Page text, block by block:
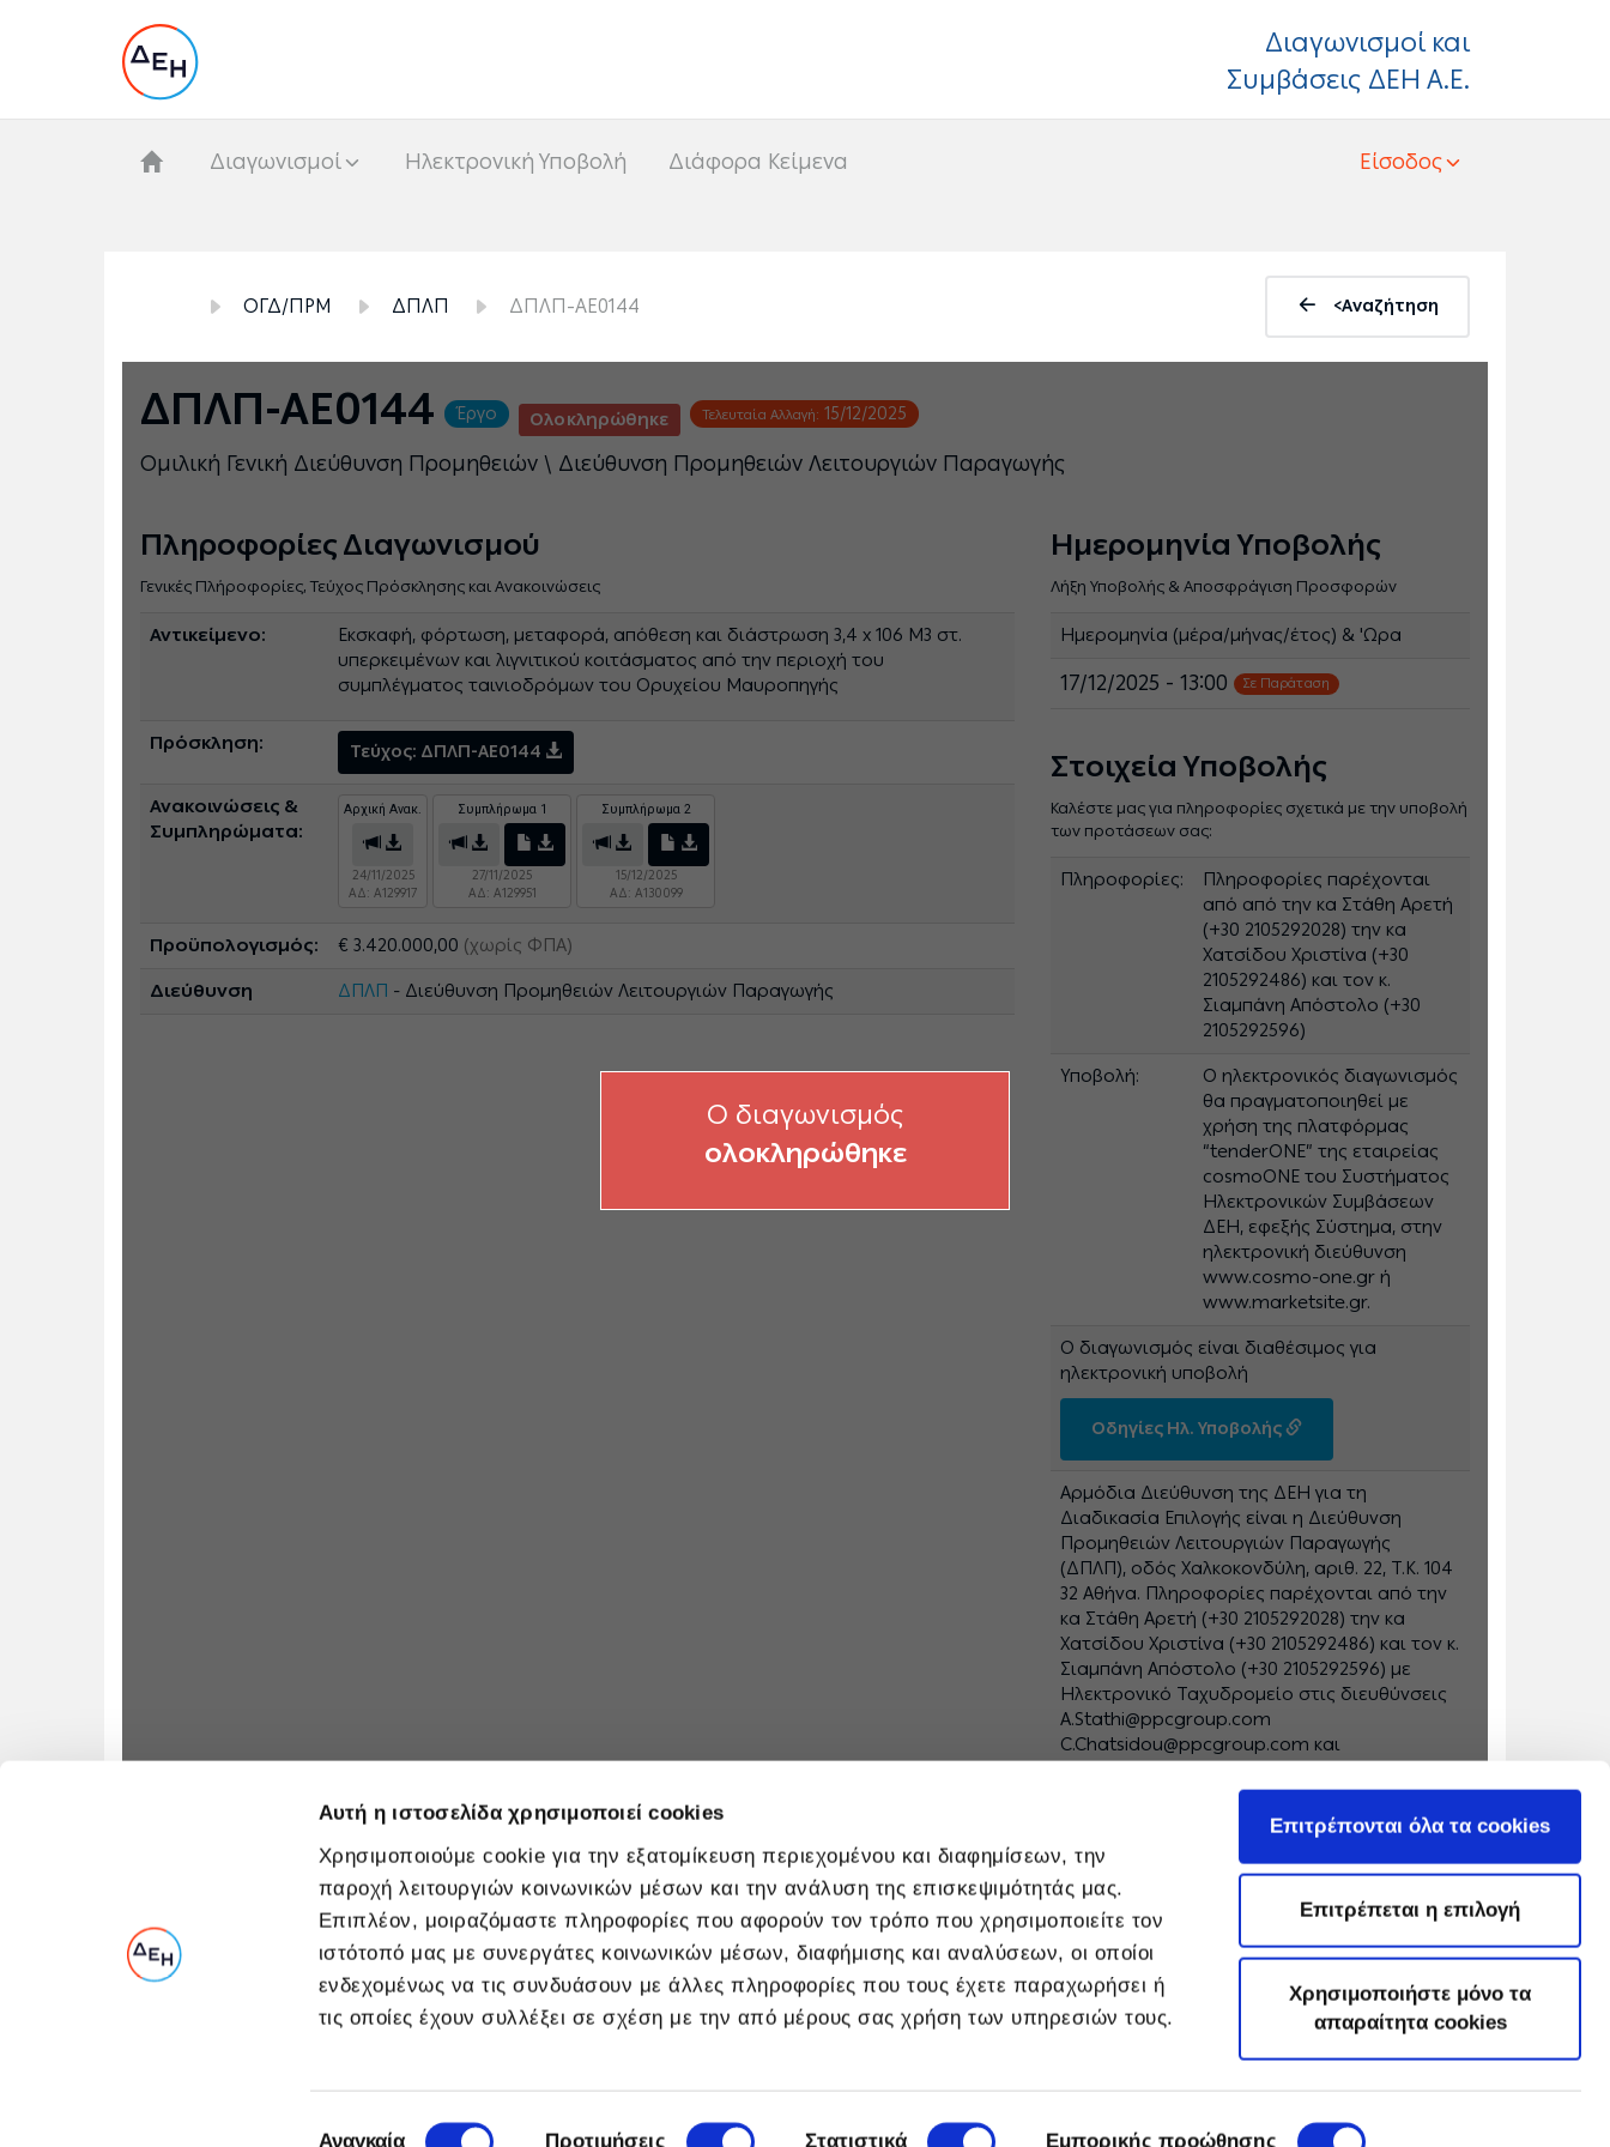
Αυτή η ιστοσελίδα χρησιμοποιεί cookies
Χρησιμοποιούμε cookie για την εξατομίκευση περιεχομένου και διαφημίσεων, την
παροχή λειτουργιών κοινωνικών μέσων και την ανάλυση της επισκεψιμότητάς μας.
Επιπλέον, μοιραζόμαστε πληροφορίες που αφορούν τον τρόπο που χρησιμοποιείτε τον
ιστότοπό μας με συνεργάτες κοινωνικών μέσων, διαφήμισης και αναλύσεων, οι οποίοι
ενδεχομένως να τις συνδυάσουν με άλλες πληροφορίες που τους έχετε παραχωρήσει ή
τις οποίες έχουν συλλέξει σε σχέση με την από μέρους σας χρήση των υπηρεσιών τους.
Αναγκαία Προτιμήσεις Στατιστικά Εμπορικής προώθησης
Επιτρέπονται όλα τα cookies
Επιτρέπεται η επιλογή
Χρησιμοποιήστε μόνο τα
απαραίτητα cookies
Διαγωνισμοί και
Συμβάσεις ΔΕΗ Α.Ε.
Διαγωνισμοί Hλεκτρονική Υποβολή Διάφορα Κείμενα Είσοδος
ΟΓΔ/ΠΡΜ ΔΠΛΠ ΔΠΛΠ-ΑΕ0144 <Αναζήτηση
ΔΠΛΠ-ΑΕ0144 Έργο Ολοκληρώθηκε Τελευταία Αλλαγή: 15/12/2025
Ομιλική Γενική Διεύθυνση Προμηθειών \ Διεύθυνση Προμηθειών Λειτουργιών Παραγωγής
Ημερομηνία Υποβολής
Λήξη Υποβολής & Αποσφράγιση Προσφορών
Ημερομηνία (μέρα/μήνας/έτος) & 'Ωρα
17/12/2025 - 13:00 Σε Παράταση
Στοιχεία Υποβολής
Καλέστε μας για πληροφορίες σχετικά με την υποβολή
των προτάσεων σας:
Πληροφορίες:
Πληροφορίες παρέχονται
από από την κα Στάθη Αρετή
(+30 2105292028) την κα
Χατσίδου Χριστίνα (+30
2105292486) και τον κ.
Σιαμπάνη Απόστολο (+30
2105292596)
Υποβολή:
Ο ηλεκτρονικός διαγωνισμός
θα πραγματοποιηθεί με
χρήση της πλατφόρμας
“tenderONE” της εταιρείας
cosmoONE του Συστήματος
Ηλεκτρονικών Συμβάσεων
ΔΕΗ, εφεξής Σύστημα, στην
ηλεκτρονική διεύθυνση
www.cosmo-one.gr ή
www.marketsite.gr.
Ο διαγωνισμός είναι διαθέσιμος για
ηλεκτρονική υποβολή
Οδηγίες Ηλ. Υποβολής
Αρμόδια Διεύθυνση της ΔΕΗ για τη
Διαδικασία Επιλογής είναι η Διεύθυνση
Προμηθειών Λειτουργιών Παραγωγής
(ΔΠΛΠ), οδός Χαλκοκονδύλη, αριθ. 22, Τ.Κ. 104
32 Αθήνα. Πληροφορίες παρέχονται από την
κα Στάθη Αρετή (+30 2105292028) την κα
Χατσίδου Χριστίνα (+30 2105292486) και τον κ.
Σιαμπάνη Απόστολο (+30 2105292596) με
Ηλεκτρονικό Ταχυδρομείο στις διευθύνσεις
A.Stathi@ppcgroup.com
C.Chatsidou@ppcgroup.com και
Επίσκεψης θα χορηγείται, στο Λιγνιτικό
Κέντρο Δυτικής Μακεδονίας, από τον κ.
Μανώλα Γεώργιο, τηλ. 2463052440,
ge.manolas@ppcgroup.com.
Πληροφορίες Διαγωνισμού
Γενικές Πλήροφορίες, Τεύχος Πρόσκλησης και Ανακοινώσεις
Αντικείμενο:
Εκσκαφή, φόρτωση, μεταφορά, απόθεση και διάστρωση 3,4 x 106 M3 στ.
υπερκειμένων και λιγνιτικού κοιτάσματος από την περιοχή του
συμπλέγματος ταινιοδρόμων του Ορυχείου Μαυροπηγής
Πρόσκληση: Τεύχος: ΔΠΛΠ-ΑΕ0144
Ανακοινώσεις &
Συμπληρώματα:
Αρχική Ανακ.
24/11/2025
ΑΔ: A129917
Συμπλήρωμα 1
27/11/2025
ΑΔ: A129951
Συμπλήρωμα 2
15/12/2025
ΑΔ: A130099
Προϋπολογισμός: € 3.420.000,00 (χωρίς ΦΠΑ)
Διεύθυνση ΔΠΛΠ - Διεύθυνση Προμηθειών Λειτουργιών Παραγωγής
O διαγωνισμός
ολοκληρώθηκε
Copyright © 2026 ΔΕΗ Α.Ε.